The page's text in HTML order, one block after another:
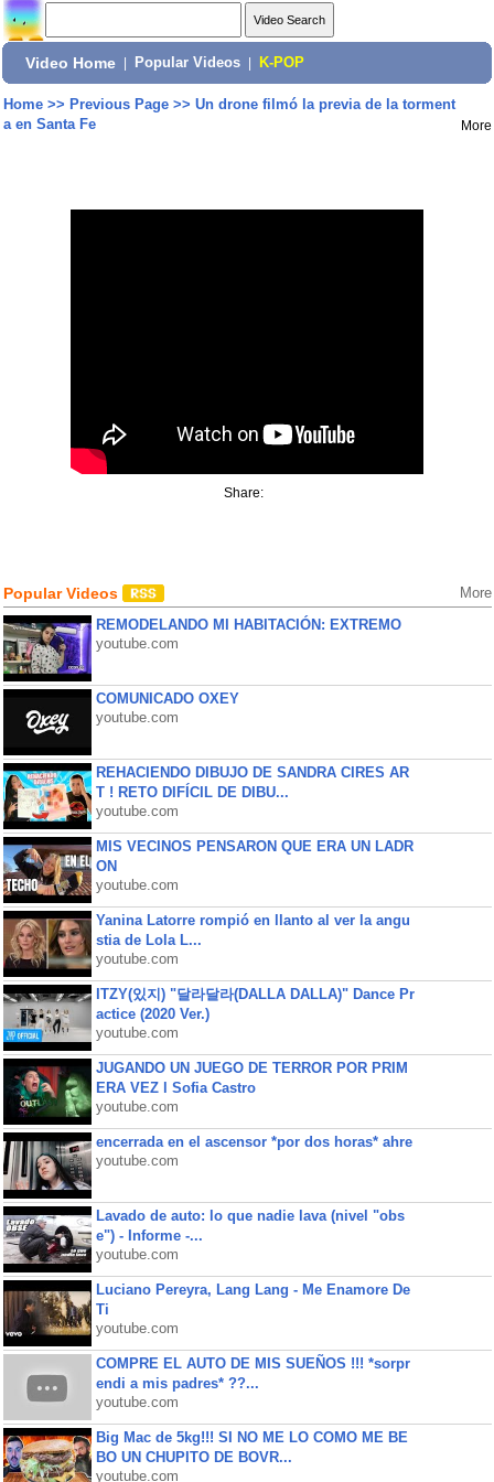
Video Home Popular Videos K-POP
Home>> Previous Page>> Un drone filmó la previa de la torment
a en Santa Fe
More
Share:
Popular Videos More
REMODELANDO MI HABITACIÓN: EXTREMO
youtube.com
COMUNICADO OXEY
youtube.com
REHACIENDO DIBUJO DE SANDRA CIRES AR
T ! RETO DIFÍCIL DE DIBU...
youtube.com
MIS VECINOS PENSARON QUE ERA UN LADR
ON
youtube.com
Yanina Latorre rompió en llanto al ver la angu
stia de Lola L...
youtube.com
ITZY(있지) "달라달라(DALLA DALLA)" Dance Pr
actice (2020 Ver.)
youtube.com
JUGANDO UN JUEGO DE TERROR POR PRIM
ERA VEZ l Sofia Castro
youtube.com
encerrada en el ascensor *por dos horas* ahre
youtube.com
Lavado de auto: lo que nadie lava (nivel "obs
e") - Informe -...
youtube.com
Luciano Pereyra, Lang Lang - Me Enamore De
Ti
youtube.com
COMPRE EL AUTO DE MIS SUEÑOS !!! *sorpr
endi a mis padres* ??...
youtube.com
Big Mac de 5kg!!! SI NO ME LO COMO ME BE
BO UN CHUPITO DE BOVR...
youtube.com